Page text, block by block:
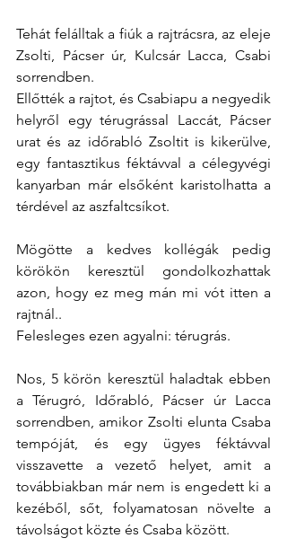
Tehát felálltak a fiúk a rajtrácsra, az eleje
Zsolti, Pácser úr, Kulcsár Lacca, Csabi
sorrendben.
Ellőtték a rajtot, és Csabiapu a negyedik
helyről egy térugrással Laccát, Pácser
urat és az időrabló Zsoltit is kikerülve,
egy fantasztikus féktávval a célegyvégi
kanyarban már elsőként karistolhatta a
térdével az aszfaltcsíkot.
Mögötte a kedves kollégák pedig
körökön keresztül gondolkozhattak
azon, hogy ez meg mán mi vót itten a
rajtnál..
Felesleges ezen agyalni: térugrás.
Nos, 5 körön keresztül haladtak ebben
a Térugró, Időrabló, Pácser úr Lacca
sorrendben, amikor Zsolti elunta Csaba
tempóját, és egy ügyes féktávval
visszavette a vezető helyet, amit a
továbbiakban már nem is engedett ki a
kezéből, sőt, folyamatosan növelte a
távolságot közte és Csaba között.